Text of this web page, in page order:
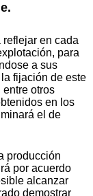
en cada
para
a sus
fijación de este
entre otros
en los
el de
producción
por acuerdo
alcanzar
demostrar